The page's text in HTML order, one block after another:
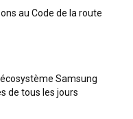
au Code de la route
Samsung
de tous les jours